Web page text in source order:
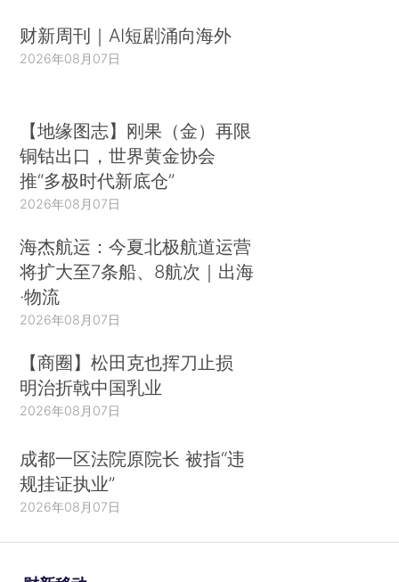
财新周刊｜AI短剧涌向海外
2026年08月07日
【地缘图志】刚果（金）再限
铜钴出口，世界黄金协会
推“多极时代新底仓”
2026年08月07日
海杰航运：今夏北极航道运营
将扩大至7条船、8航次｜出海
·物流
2026年08月07日
【商圈】松田克也挥刀止损
明治折戟中国乳业
2026年08月07日
成都一区法院原院长 被指“违
规挂证执业”
2026年08月07日